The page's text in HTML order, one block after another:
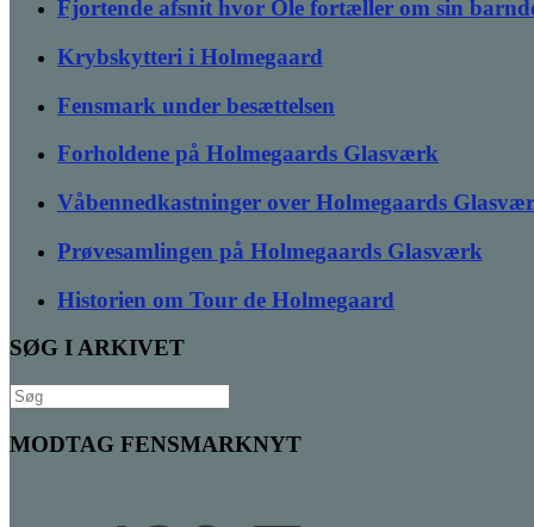
Fjortende afsnit hvor Ole fortæller om sin
Krybskytteri i Holmegaard
Fensmark under besættelsen
Forholdene på Holmegaards Glasværk
Våbennedkastninger over Holmegaards
Prøvesamlingen på Holmegaards Glasværk
Historien om Tour de Holmegaard
SØG I ARKIVET
Søg
efter:
MODTAG FENSMARKNYT